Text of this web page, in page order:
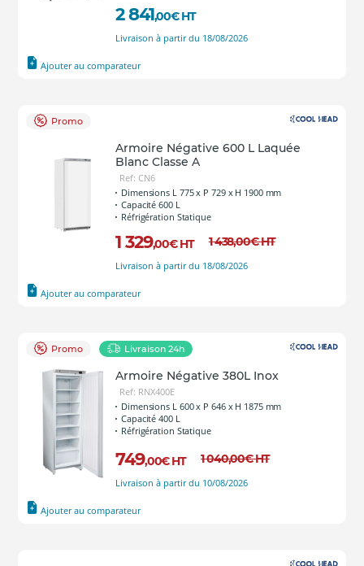
2 841,00€ HT
Livraison à partir du 18/08/2026
Ajouter au comparateur
Promo
Armoire Négative 600 L Laquée
Blanc Classe A
Ref: CN6
Dimensions L 775 x P 729 x H 1900 mm
Capacité 600 L
Réfrigération Statique
1 329,00€ HT 1 438,00€HT
Livraison à partir du 18/08/2026
Ajouter au comparateur
Promo Livraison 24h
Armoire Négative 380L Inox
Ref: RNX400E
Dimensions L 600 x P 646 x H 1875 mm
Capacité 400 L
Réfrigération Statique
749,00€ HT 1 040,00€HT
Livraison à partir du 10/08/2026
Ajouter au comparateur